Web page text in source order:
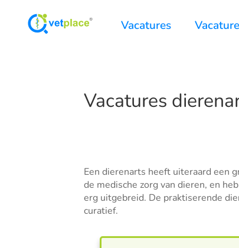
Vacatures
Vacatures
Een dierenarts heeft uiteraard een
de medische zorg van dieren, en
erg uitgebreid. De praktiserende
curatief.